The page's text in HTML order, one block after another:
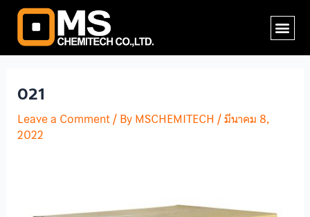
Skip
content
021
Leave a Comment/ ByMSCHEMITECH /มีนาคม 8,
2022
Post
navigation